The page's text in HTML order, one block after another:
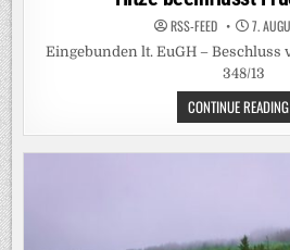
RSS-FEED 7.
Eingebunden lt. EuGH – Beschluss
348/13
CONTINUE READING